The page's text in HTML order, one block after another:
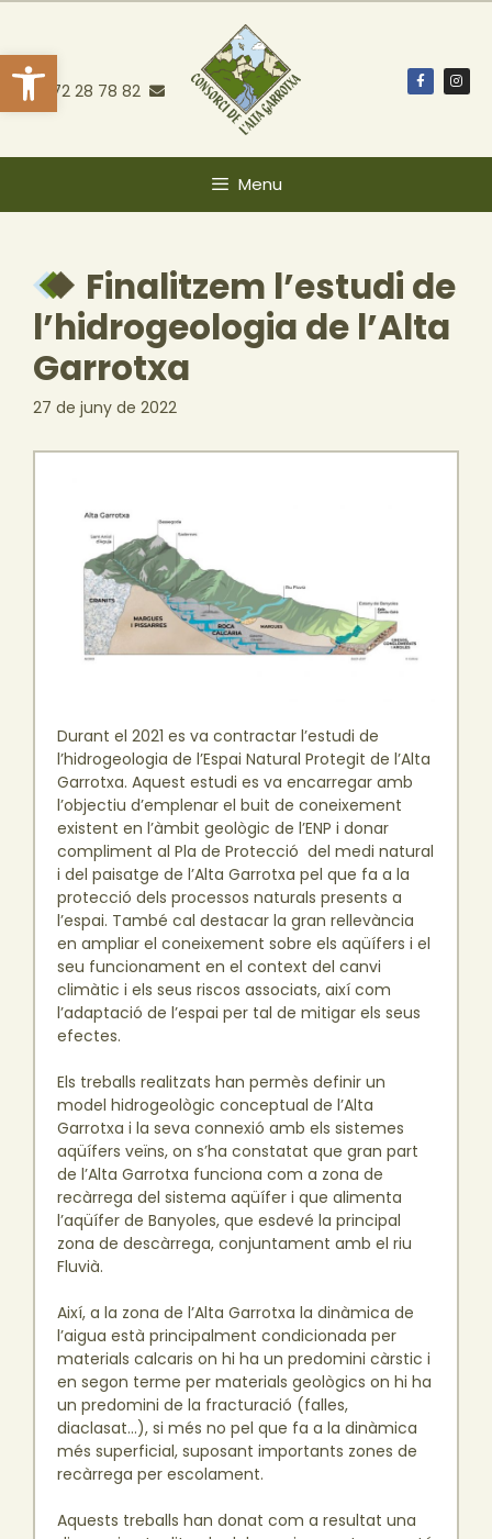
Obre la barra d'eines
972 28 78 82
Menu
Finalitzem l’estudi de
l’hidrogeologia de l’Alta
Garrotxa
27 de juny de 2022
Durant el 2021 es va contractar l’estudi de
l’hidrogeologia de l’Espai Natural Protegit de l’Alta
Garrotxa. Aquest estudi es va encarregar amb
l’objectiu d’emplenar el buit de coneixement
existent en l’àmbit geològic de l’ENP i donar
compliment al Pla de Protecció del medi natural
i del paisatge de l’Alta Garrotxa pel que fa a la
protecció dels processos naturals presents a
l’espai. També cal destacar la gran rellevància
en ampliar el coneixement sobre els aqüífers i el
seu funcionament en el context del canvi
climàtic i els seus riscos associats, així com
l’adaptació de l’espai per tal de mitigar els seus
efectes.
Els treballs realitzats han permès definir un
model hidrogeològic conceptual de l’Alta
Garrotxa i la seva connexió amb els sistemes
aqüífers veïns, on s’ha constatat que gran part
de l’Alta Garrotxa funciona com a zona de
recàrrega del sistema aqüífer i que alimenta
l’aqüífer de Banyoles, que esdevé la principal
zona de descàrrega, conjuntament amb el riu
Fluvià.
Així, a la zona de l’Alta Garrotxa la dinàmica de
l’aigua està principalment condicionada per
materials calcaris on hi ha un predomini càrstic i
en segon terme per materials geològics on hi ha
un predomini de la fracturació (falles,
diaclasat…), si més no pel que fa a la dinàmica
més superficial, suposant importants zones de
recàrrega per escolament.
Aquests treballs han donat com a resultat una